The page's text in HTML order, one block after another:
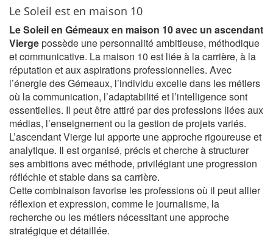
Le Soleil est en maison 10
Le Soleil en Gémeaux en maison 10 avec un ascendant
Viergepossède une personnalité ambitieuse, méthodique
et communicative. La maison 10 est liée à la carrière, à la
réputation et aux aspirations professionnelles. Avec
l’énergie des Gémeaux, l’individu excelle dans les métiers
où la communication, l’adaptabilité et l’intelligence sont
essentielles. Il peut être attiré par des professions liées aux
médias, l’enseignement ou la gestion de projets variés.
L’ascendant Vierge lui apporte une approche rigoureuse et
analytique. Il est organisé, précis et cherche à structurer
ses ambitions avec méthode, privilégiant une progression
réfléchie et stable dans sa carrière.
Cette combinaison favorise les professions où il peut allier
réflexion et expression, comme le journalisme, la
recherche ou les métiers nécessitant une approche
stratégique et détaillée.